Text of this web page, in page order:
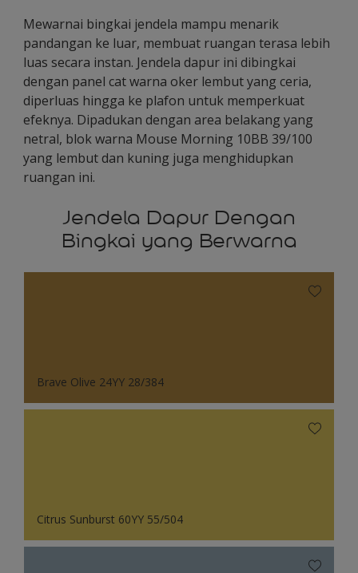
Mewarnai bingkai jendela mampu menarik
pandangan ke luar, membuat ruangan terasa lebih
luas secara instan. Jendela dapur ini dibingkai
dengan panel cat warna oker lembut yang ceria,
diperluas hingga ke plafon untuk memperkuat
efeknya. Dipadukan dengan area belakang yang
netral, blok warna Mouse Morning 10BB 39/100
yang lembut dan kuning juga menghidupkan
ruangan ini.
Jendela Dapur Dengan
Bingkai yang Berwarna
Brave Olive 24YY 28/384
Citrus Sunburst 60YY 55/504